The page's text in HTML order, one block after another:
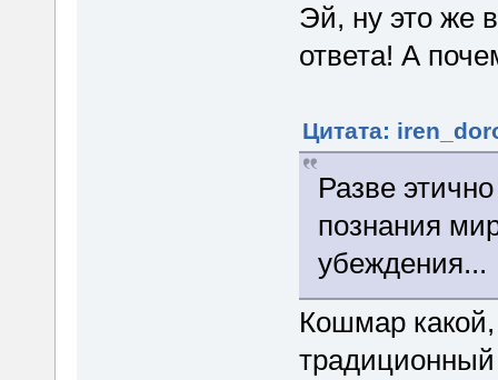
Эй, ну это же
ответа! А
Цитата:
Разве
познания
убеждения...
Кошмар